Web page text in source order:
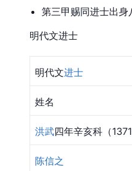
第三甲赐同进士出身
明代文进士
明代文进士
姓名
洪武四年辛亥科（
陈信之